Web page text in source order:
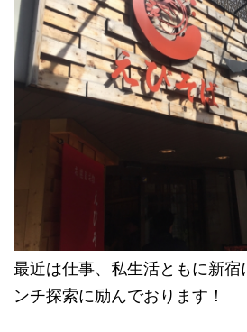
最近は仕事、私生活ともに新宿
ンチ探索に励んでおります！